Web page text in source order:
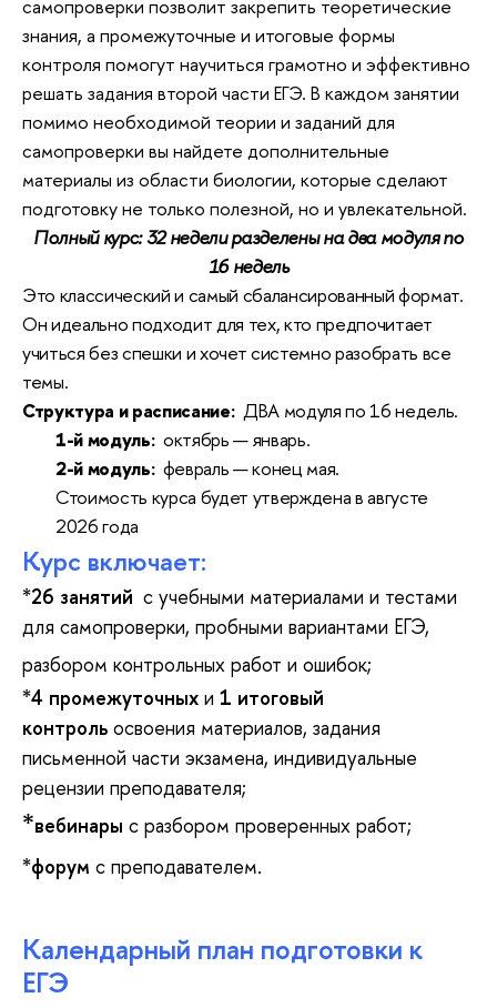
самопроверки позволит закрепить теоретические
знания, а промежуточные и итоговые формы
контроля помогут научиться грамотно и эффективно
решать задания второй части ЕГЭ. В каждом занятии
помимо необходимой теории и заданий для
самопроверки вы найдете дополнительные
материалы из области биологии, которые сделают
подготовку не только полезной, но и увлекательной.
Полный курс: 32 недели разделены на два модуля по
16 недель
Это классический и самый сбалансированный формат.
Он идеально подходит для тех, кто предпочитает
учиться без спешки и хочет системно разобрать все
темы.
Структура и расписание: ДВА модуля по 16 недель.
1-й модуль: октябрь — январь.
2-й модуль: февраль — конец мая.
Стоимость курса будет утверждена в августе
2026 года
Курс включает:
*26 занятий с учебными материалами и тестами
для самопроверки, пробными вариантами ЕГЭ,
разбором контрольных работ и ошибок;
*4 промежуточных и 1 итоговый
контроль освоения материалов, задания
письменной части экзамена, индивидуальные
рецензии преподавателя;
*вебинары с разбором проверенных работ;
*форум с преподавателем.
Календарный план подготовки к
ЕГЭ